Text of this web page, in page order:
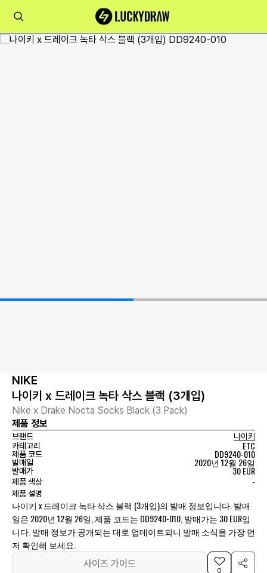
NIKE
나이키 x 드레이크 녹타 삭스 블랙 (3개입)
Nike x Drake Nocta Socks Black (3 Pack)
제품 정보
브랜드
나이키
카테고리
ETC
제품 코드 DD9240-010
발매일 2020년 12월 26일
발매가 30 EUR
제품 색상 -
제품 설명
나이키 x 드레이크 녹타 삭스 블랙 (3개입)의 발매 정보입니다. 발매
일은 2020년 12월 26일, 제품 코드는 DD9240-010, 발매가는 30 EUR입
니다. 발매 정보가 공개되는 대로 업데이트되니 발매 소식을 가장 먼
저 확인해 보세요.
사이즈 가이드
0